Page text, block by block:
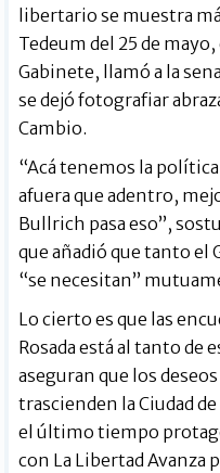
libertario se muestra
Tedeum del 25 de
Gabinete, llamó a la
se dejó fotografiar
Cambio.
“Acá tenemos la
afuera que adentro,
Bullrich pasa eso”,
que añadió que tanto el
“se necesitan”
Lo cierto es que las
Rosada está al tanto de
aseguran que los
trascienden la Ciudad
el último tiempo
con La Libertad Avanza